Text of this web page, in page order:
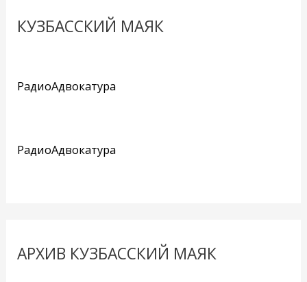
КУЗБАССКИЙ МАЯК
РадиоАдвокатура
РадиоАдвокатура
АРХИВ КУЗБАССКИЙ МАЯК